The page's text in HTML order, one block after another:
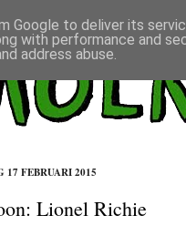
17 FEBRUARI 2015
Lionel Richie
Google to deliver its
with performance and
address abuse.